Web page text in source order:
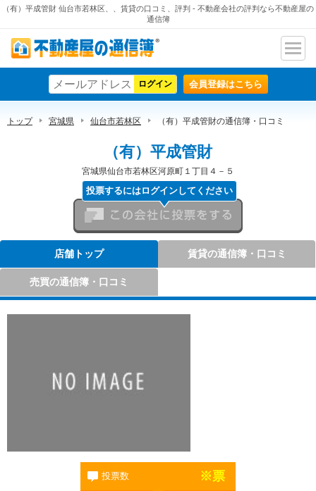
（有）平成管財 仙台市若林区、、賃貸の口コミ、評判 - 不動産会社の評判なら不動産屋の
通信簿
不動産屋の通信簿
ナビ
ン
会員登録はこちら
トップ 宮城県 仙台市若林区 （有）平成管財の通信簿・口コミ
（有）平成管財
宮城県仙台市若林区河原町１丁目４－５
この会社に投票をする
投票するにはログインしてください
店舗トップ 賃貸の通信簿・口コミ
売買の通信簿・口コミ
投票数 ※票